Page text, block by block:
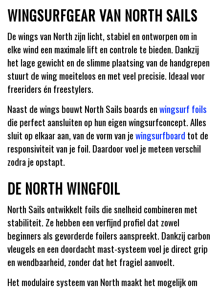
WINGSURFGEAR VAN NORTH SAILS
De wings van North zijn licht, stabiel en ontworpen om in
elke wind een maximale lift en controle te bieden. Dankzij
het lage gewicht en de slimme plaatsing van de handgrepen
stuurt de wing moeiteloos en met veel precisie. Ideaal voor
freeriders én freestylers.
Naast de wings bouwt North Sails boards enwingsurf foils
die perfect aansluiten op hun eigen wingsurfconcept. Alles
sluit op elkaar aan, van de vorm van jewingsurfboard tot de
responsiviteit van je foil. Daardoor voel je meteen verschil
zodra je opstapt.
DE NORTH WINGFOIL
North Sails ontwikkelt foils die snelheid combineren met
stabiliteit. Ze hebben een verfijnd profiel dat zowel
beginners als gevorderde foilers aanspreekt. Dankzij carbon
vleugels en een doordacht mast-systeem voel je direct grip
en wendbaarheid, zonder dat het fragiel aanvoelt.
Het modulaire systeem van North maakt het mogelijk om